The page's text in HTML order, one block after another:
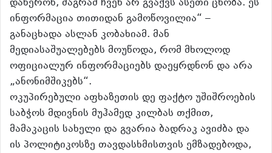
ინფორმაცია თითიდან გამოწოვილია“ –
განაცხადა ასლან კობახიამ. მან
მედიასაშუალებებს მოუწოდა, რომ მხოლოდ
ოფიციალურ ინფორმაციებს დაეყრდნონ და არა
„ანონიმშიკებს“.
ოკუპირებული აფხაზეთის დე ფაქტო უშიშროების
საბჭოს მდივნის მუჰამედ კილბას თქმით,
მამაკაცის სახელი და გვარია ბადრაკ ავიძბა და
ის პოლიტიკოსზე თავდასხმისთვის ემზადებოდა,